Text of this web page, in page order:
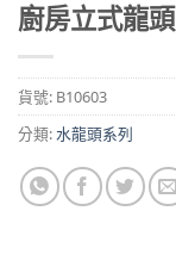
廚房立式龍頭
貨號: B10603
分類:水龍頭系列